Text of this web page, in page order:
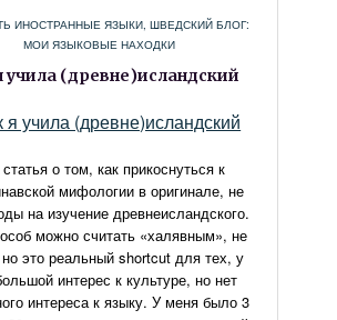
ИНОСТРАННЫЕ ЯЗЫКИ, ШВЕДСКИЙ БЛОГ:
МОИ ЯЗЫКОВЫЕ НАХОДКИ
учила (древне)исландский
о том, как прикоснуться к
мифологии в оригинале, не
на изучение древнеисландского.
можно считать «халявным», не
но это реальный shortcut для тех, у
интерес к культуре, но нет
интереса к языку. У меня было 3